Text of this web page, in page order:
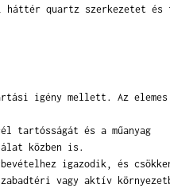
háttér quartz szerkezetet és
igény mellett. Az elemes
tartósságát és a műanyag
közben is.
igazodik, és
vagy aktív